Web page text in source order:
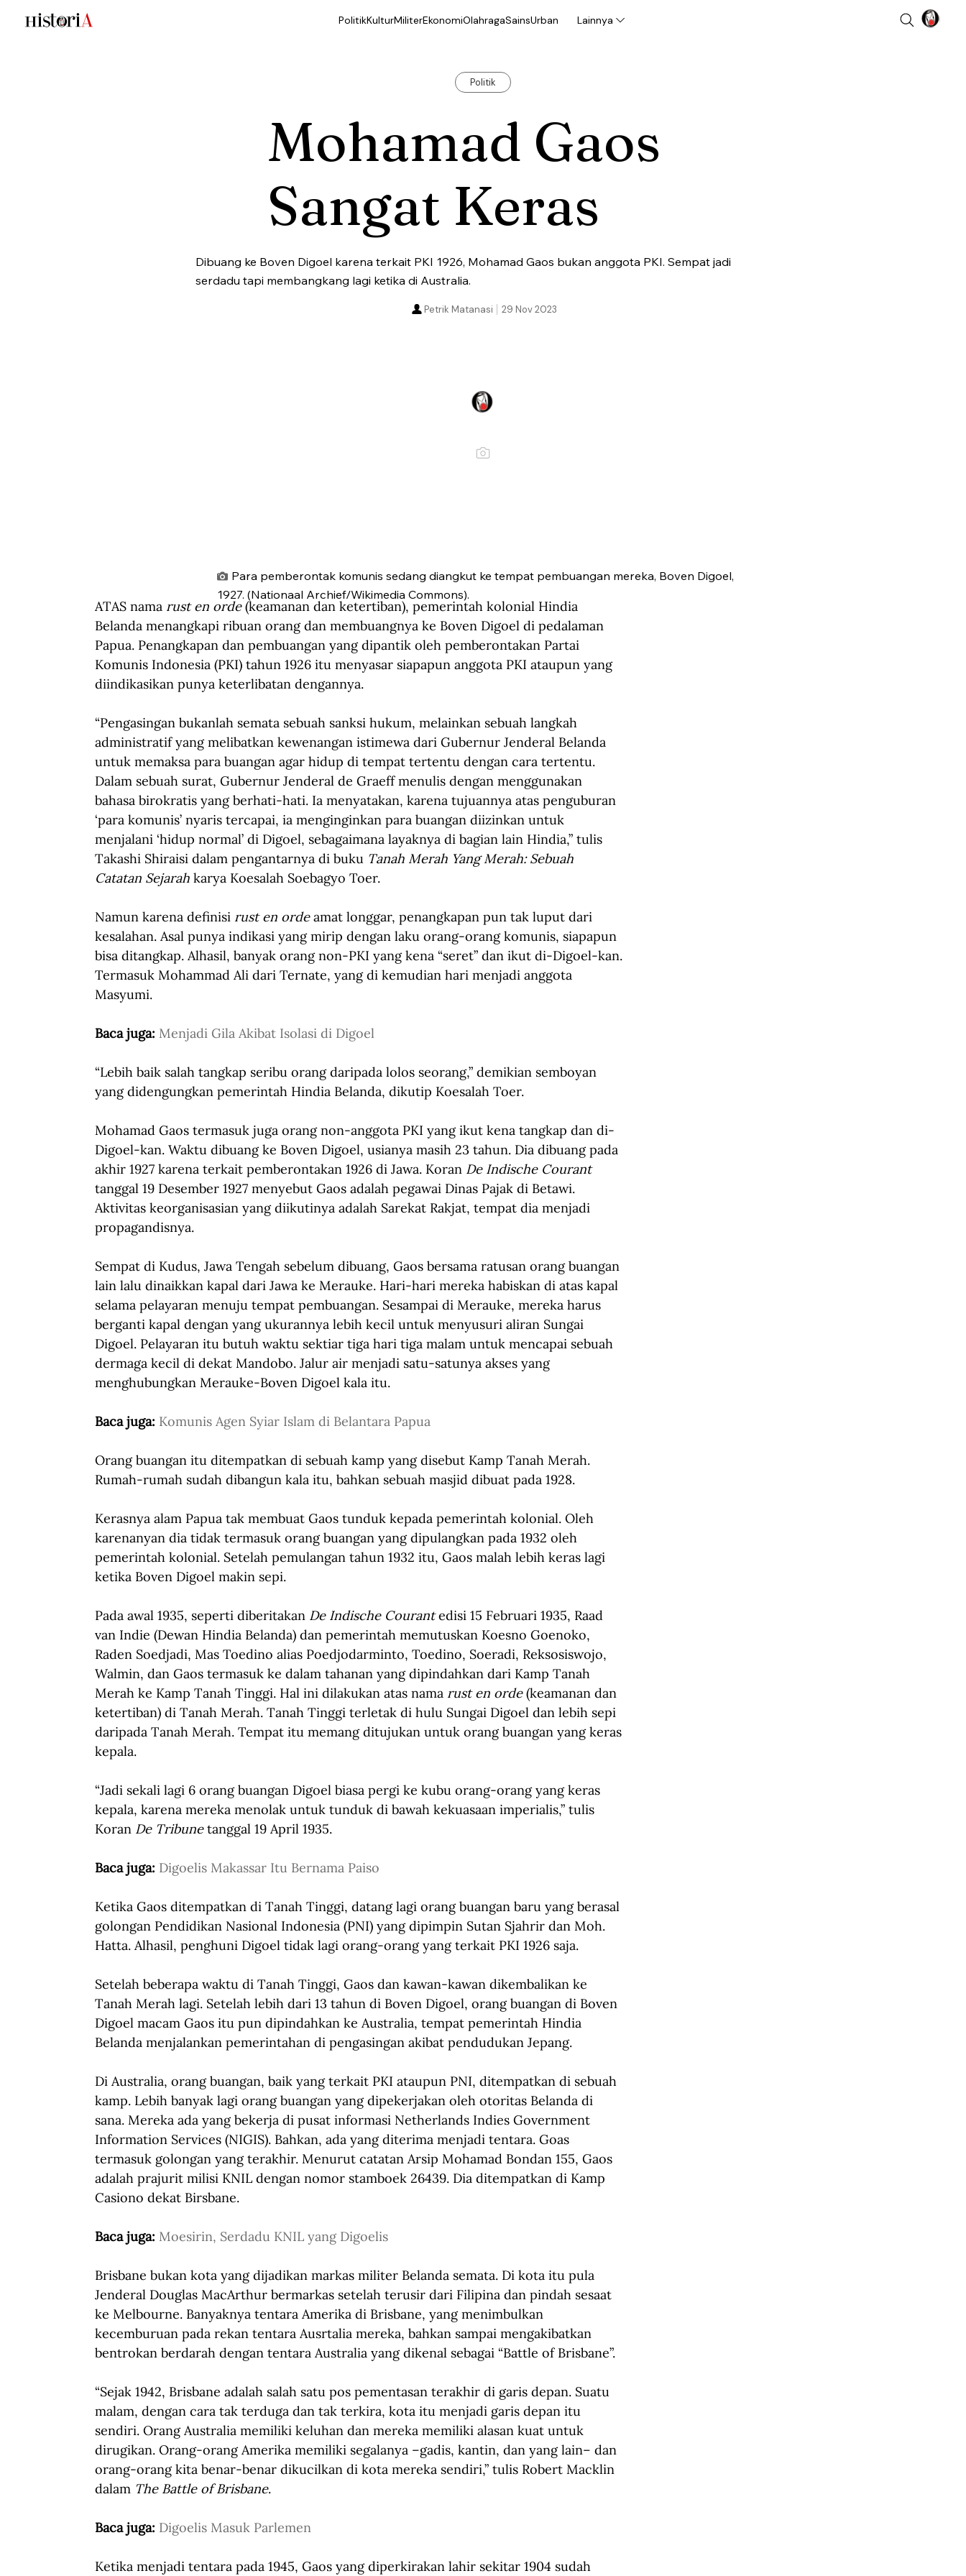
PolitikKulturMiliterEkonomiOlahragaSainsUrban Lainnya
Politik
Mohamad Gaos
Sangat Keras
Dibuang ke Boven Digoel karena terkait PKI 1926, Mohamad Gaos bukan anggota PKI. Sempat jadi
serdadu tapi membangkang lagi ketika di Australia.
29 Nov 2023
Petrik Matanasi
Para pemberontak komunis sedang diangkut ke tempat pembuangan mereka, Boven Digoel,
1927. (Nationaal Archief/Wikimedia Commons).
ATAS nama rust en orde (keamanan dan ketertiban), pemerintah kolonial Hindia
Belanda menangkapi ribuan orang dan membuangnya ke Boven Digoel di pedalaman
Papua. Penangkapan dan pembuangan yang dipantik oleh pemberontakan Partai
Komunis Indonesia (PKI) tahun 1926 itu menyasar siapapun anggota PKI ataupun yang
diindikasikan punya keterlibatan dengannya.
“Pengasingan bukanlah semata sebuah sanksi hukum, melainkan sebuah langkah
administratif yang melibatkan kewenangan istimewa dari Gubernur Jenderal Belanda
untuk memaksa para buangan agar hidup di tempat tertentu dengan cara tertentu.
Dalam sebuah surat, Gubernur Jenderal de Graeff menulis dengan menggunakan
bahasa birokratis yang berhati-hati. Ia menyatakan, karena tujuannya atas penguburan
‘para komunis’ nyaris tercapai, ia menginginkan para buangan diizinkan untuk
menjalani ‘hidup normal’ di Digoel, sebagaimana layaknya di bagian lain Hindia,” tulis
Takashi Shiraisi dalam pengantarnya di buku Tanah Merah Yang Merah: Sebuah
Catatan Sejarah karya Koesalah Soebagyo Toer.
Namun karena definisi rust en orde amat longgar, penangkapan pun tak luput dari
kesalahan. Asal punya indikasi yang mirip dengan laku orang-orang komunis, siapapun
bisa ditangkap. Alhasil, banyak orang non-PKI yang kena “seret” dan ikut di-Digoel-kan.
Termasuk Mohammad Ali dari Ternate, yang di kemudian hari menjadi anggota
Masyumi.
Baca juga: Menjadi Gila Akibat Isolasi di Digoel
“Lebih baik salah tangkap seribu orang daripada lolos seorang,” demikian semboyan
yang didengungkan pemerintah Hindia Belanda, dikutip Koesalah Toer.
Mohamad Gaos termasuk juga orang non-anggota PKI yang ikut kena tangkap dan di-
Digoel-kan. Waktu dibuang ke Boven Digoel, usianya masih 23 tahun. Dia dibuang pada
akhir 1927 karena terkait pemberontakan 1926 di Jawa. Koran De Indische Courant
tanggal 19 Desember 1927 menyebut Gaos adalah pegawai Dinas Pajak di Betawi.
Aktivitas keorganisasian yang diikutinya adalah Sarekat Rakjat, tempat dia menjadi
propagandisnya.
Sempat di Kudus, Jawa Tengah sebelum dibuang, Gaos bersama ratusan orang buangan
lain lalu dinaikkan kapal dari Jawa ke Merauke. Hari-hari mereka habiskan di atas kapal
selama pelayaran menuju tempat pembuangan. Sesampai di Merauke, mereka harus
berganti kapal dengan yang ukurannya lebih kecil untuk menyusuri aliran Sungai
Digoel. Pelayaran itu butuh waktu sektiar tiga hari tiga malam untuk mencapai sebuah
dermaga kecil di dekat Mandobo. Jalur air menjadi satu-satunya akses yang
menghubungkan Merauke-Boven Digoel kala itu.
Baca juga: Komunis Agen Syiar Islam di Belantara Papua
Orang buangan itu ditempatkan di sebuah kamp yang disebut Kamp Tanah Merah.
Rumah-rumah sudah dibangun kala itu, bahkan sebuah masjid dibuat pada 1928.
Kerasnya alam Papua tak membuat Gaos tunduk kepada pemerintah kolonial. Oleh
karenanyan dia tidak termasuk orang buangan yang dipulangkan pada 1932 oleh
pemerintah kolonial. Setelah pemulangan tahun 1932 itu, Gaos malah lebih keras lagi
ketika Boven Digoel makin sepi.
Pada awal 1935, seperti diberitakan De Indische Courant edisi 15 Februari 1935, Raad
van Indie (Dewan Hindia Belanda) dan pemerintah memutuskan Koesno Goenoko,
Raden Soedjadi, Mas Toedino alias Poedjodarminto, Toedino, Soeradi, Reksosiswojo,
Walmin, dan Gaos termasuk ke dalam tahanan yang dipindahkan dari Kamp Tanah
Merah ke Kamp Tanah Tinggi. Hal ini dilakukan atas nama rust en orde (keamanan dan
ketertiban) di Tanah Merah. Tanah Tinggi terletak di hulu Sungai Digoel dan lebih sepi
daripada Tanah Merah. Tempat itu memang ditujukan untuk orang buangan yang keras
kepala.
“Jadi sekali lagi 6 orang buangan Digoel biasa pergi ke kubu orang-orang yang keras
kepala, karena mereka menolak untuk tunduk di bawah kekuasaan imperialis,” tulis
Koran De Tribune tanggal 19 April 1935.
Baca juga: Digoelis Makassar Itu Bernama Paiso
Ketika Gaos ditempatkan di Tanah Tinggi, datang lagi orang buangan baru yang berasal
golongan Pendidikan Nasional Indonesia (PNI) yang dipimpin Sutan Sjahrir dan Moh.
Hatta. Alhasil, penghuni Digoel tidak lagi orang-orang yang terkait PKI 1926 saja.
Setelah beberapa waktu di Tanah Tinggi, Gaos dan kawan-kawan dikembalikan ke
Tanah Merah lagi. Setelah lebih dari 13 tahun di Boven Digoel, orang buangan di Boven
Digoel macam Gaos itu pun dipindahkan ke Australia, tempat pemerintah Hindia
Belanda menjalankan pemerintahan di pengasingan akibat pendudukan Jepang.
Di Australia, orang buangan, baik yang terkait PKI ataupun PNI, ditempatkan di sebuah
kamp. Lebih banyak lagi orang buangan yang dipekerjakan oleh otoritas Belanda di
sana. Mereka ada yang bekerja di pusat informasi Netherlands Indies Government
Information Services (NIGIS). Bahkan, ada yang diterima menjadi tentara. Goas
termasuk golongan yang terakhir. Menurut catatan Arsip Mohamad Bondan 155, Gaos
adalah prajurit milisi KNIL dengan nomor stamboek 26439. Dia ditempatkan di Kamp
Casiono dekat Birsbane.
Baca juga: Moesirin, Serdadu KNIL yang Digoelis
Brisbane bukan kota yang dijadikan markas militer Belanda semata. Di kota itu pula
Jenderal Douglas MacArthur bermarkas setelah terusir dari Filipina dan pindah sesaat
ke Melbourne. Banyaknya tentara Amerika di Brisbane, yang menimbulkan
kecemburuan pada rekan tentara Ausrtalia mereka, bahkan sampai mengakibatkan
bentrokan berdarah dengan tentara Australia yang dikenal sebagai “Battle of Brisbane”.
“Sejak 1942, Brisbane adalah salah satu pos pementasan terakhir di garis depan. Suatu
malam, dengan cara tak terduga dan tak terkira, kota itu menjadi garis depan itu
sendiri. Orang Australia memiliki keluhan dan mereka memiliki alasan kuat untuk
dirugikan. Orang-orang Amerika memiliki segalanya –gadis, kantin, dan yang lain– dan
orang-orang kita benar-benar dikucilkan di kota mereka sendiri,” tulis Robert Macklin
dalam The Battle of Brisbane.
Baca juga: Digoelis Masuk Parlemen
Ketika menjadi tentara pada 1945, Gaos yang diperkirakan lahir sekitar 1904 sudah